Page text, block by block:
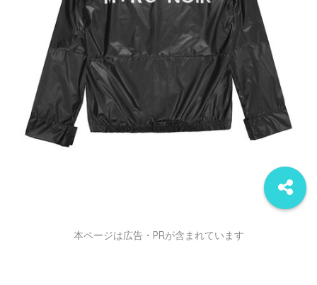
本ページは広告・PRが含まれています